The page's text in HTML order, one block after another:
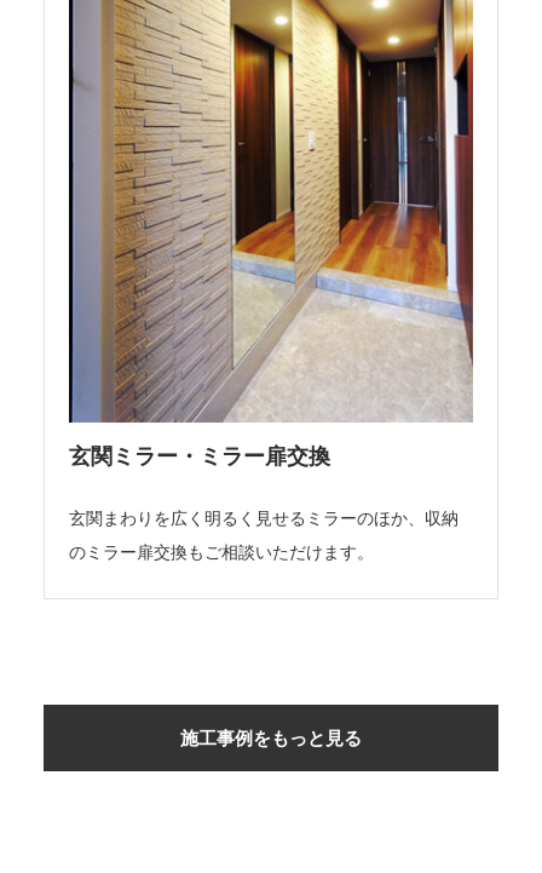
玄関ミラー・ミラー扉交換
玄関まわりを広く明るく見せるミラーのほか、収納
のミラー扉交換もご相談いただけます。
施工事例をもっと見る